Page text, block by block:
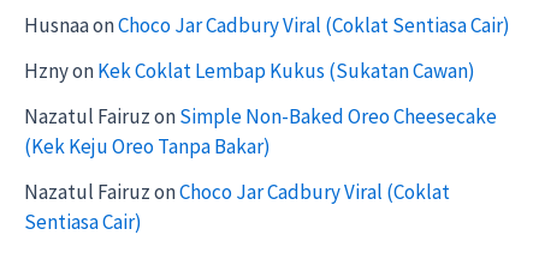
HusnaaonChoco Jar Cadbury Viral (Coklat Sentiasa Cair)
HznyonKek Coklat Lembap Kukus (Sukatan Cawan)
Nazatul FairuzonSimple Non-Baked Oreo Cheesecake
(Kek Keju Oreo Tanpa Bakar)
Nazatul FairuzonChoco Jar Cadbury Viral (Coklat
Sentiasa Cair)